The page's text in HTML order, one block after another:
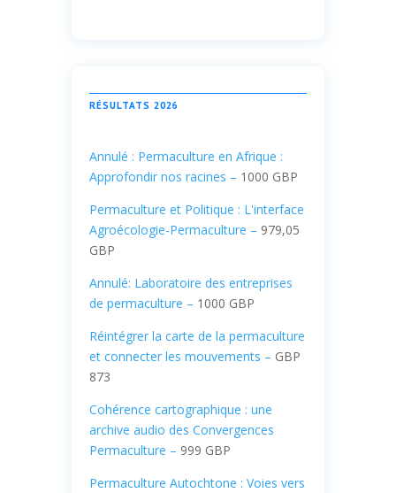
RÉSULTATS 2026
Annulé : Permaculture en Afrique :
Approfondir nos racines – 1000 GBP
Permaculture et Politique : L'interface
Agroécologie-Permaculture – 979,05
GBP
Annulé: Laboratoire des entreprises
de permaculture – 1000 GBP
Réintégrer la carte de la permaculture
et connecter les mouvements – GBP
873
Cohérence cartographique : une
archive audio des Convergences
Permaculture – 999 GBP
Permaculture Autochtone : Voies vers